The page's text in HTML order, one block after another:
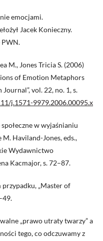
emocjami.
Jacek Konieczny.
PWN.
M., Jones Tricia S. (2006)
of Emotion Metaphors
vol. 22, no. 1, s.
j.1571-9979.2006.00095.x
w wyjaśnianiu
Haviland-Jones, eds.,
Wydawnictwo
Kacmajor, s. 72–87.
„Master of
„prawo utraty twarzy” a
tego, co odczuwamy z